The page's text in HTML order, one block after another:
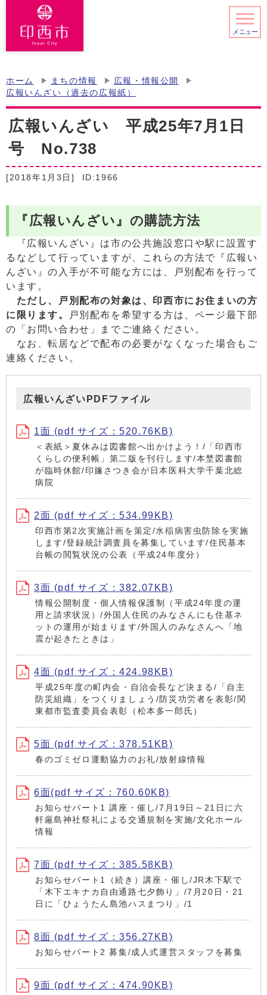
メニュー
ホーム まちの情報
広報・情報公開
広報いんざい（過去の広報紙）
広報いんざい 平成25年7月1日
号 No.738
[2018年1月3日] ID:1966
『広報いんざい』の購読方法
『広報いんざい』は市の公共施設窓口や駅に設置す
るなどして行っていますが、これらの方法で『広報い
んざい』の入手が不可能な方には、戸別配布を行って
います。
ただし、戸別配布の対象は、印西市にお住まいの方
に限ります。
戸別配布を希望する方は、ページ最下部
の「お問い合わせ」までご連絡ください。
なお、転居などで配布の必要がなくなった場合もご
連絡ください。
広報いんざいPDFファイル
1面 (pdf サイズ：520.76KB)
＜表紙＞夏休みは図書館へ出かけよう！/「印西市
くらしの便利帳」第二版を刊行します/本埜図書館
が臨時休館/印旛さつき会が日本医科大学千葉北総
病院
2面 (pdf サイズ：534.99KB)
印西市第2次実施計画を策定/水稲病害虫防除を実施
します/登録統計調査員を募集しています/住民基本
台帳の閲覧状況の公表（平成24年度分）
3面 (pdf サイズ：382.07KB)
情報公開制度・個人情報保護制（平成24年度の運
用と請求状況）/外国人住民のみなさんにも住基ネ
ットの運用が始まります/外国人のみなさんへ「地
震が起きたときは」
4面 (pdf サイズ：424.98KB)
平成25年度の町内会・自治会長など決まる/「自主
防災組織」をつくりましょう/防災功労者を表彰/関
東都市監査委員会表彰（松本多一郎氏）
5面 (pdf サイズ：378.51KB)
春のゴミゼロ運動協力のお礼/放射線情報
6面(pdf サイズ：760.60KB)
お知らせパート1 講座・催し/7月19日～21日に六
軒厳島神社祭礼による交通規制を実施/文化ホール
情報
7面 (pdf サイズ：385.58KB)
お知らせパート1（続き）講座・催し/JR木下駅で
「木下エキナカ自由通路七夕飾り」/7月20日・21
日に「ひょうたん島池ハスまつり」/1
8面 (pdf サイズ：356.27KB)
お知らせパート2 募集/成人式運営スタッフを募集
9面 (pdf サイズ：474.90KB)